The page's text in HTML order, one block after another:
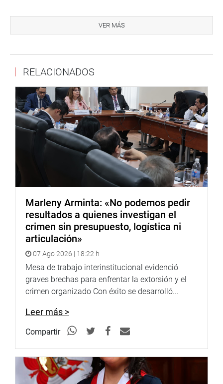
coincida con el IMEI real que está grabado en la parte
posterior del equipo móvil o atrás de la batería si es
actuar como sociedad responsable.
Adicionalmente proponemos por ello agravar la conducta
con pena de 6 a 10 años para el receptador que vende
equipos móviles en establecimientos comerciales.
Lima, 3 de junio de 2022
DESPACHO CONGRESAL
VER MÁS
RELACIONADOS
Marleny Arminta: «No podemos pedir
resultados a quienes investigan el
crimen sin presupuesto, logística ni
articulación»
07 Ago 2026 | 18:22 h
Mesa de trabajo interinstitucional evidenció
graves brechas para enfrentar la extorsión y el
crimen organizado Con éxito se desarrolló...
Leer más >
Compartir